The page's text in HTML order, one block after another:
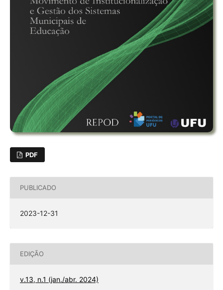
PDF
PUBLICADO
2023-12-31
EDIÇÃO
v.13, n.1 (jan./abr. 2024)